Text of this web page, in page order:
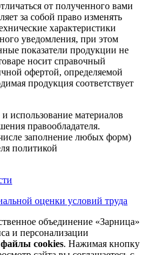
от полученного вами
за собой право изменять
характеристики
уведомления, при этом
показатели продукции не
носит справочный
офертой, определяемой
продукция соответствует
использование материалов
правообладателя.
заполнение любых форм)
политикой
оценки условий труда
объединение «Зарница»
и персонализации
файлы cookies. Нажимая кнопку